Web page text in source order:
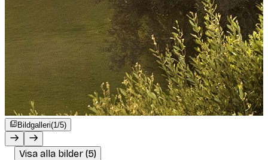
Bildgalleri(1/5)
Visa alla bilder (5)